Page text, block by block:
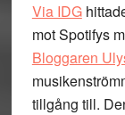
Via IDG
mot Spotifys
Bloggaren
tillgång till.